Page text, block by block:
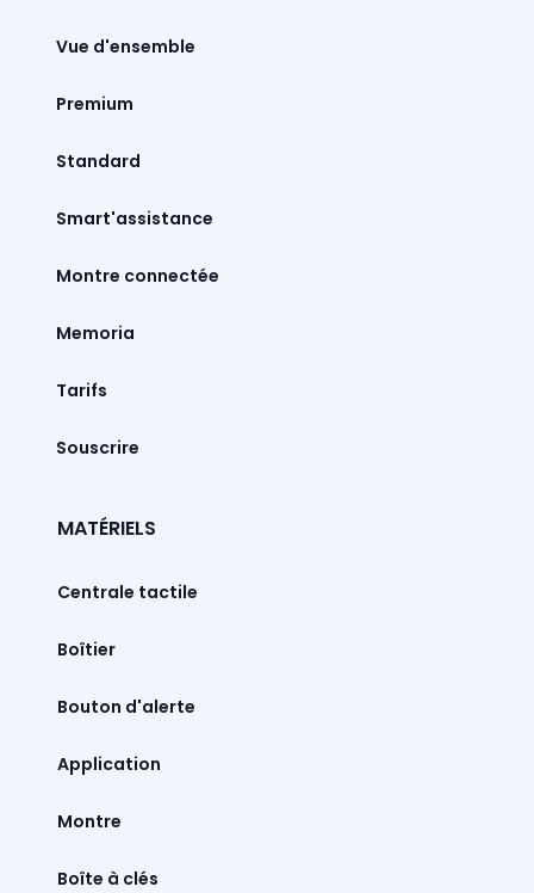
Vue d'ensemble
Premium
Standard
Smart'assistance
Montre connectée
Memoria
Tarifs
Souscrire
MATÉRIELS
Centrale tactile
Boîtier
Bouton d'alerte
Montre
Boîte à clés